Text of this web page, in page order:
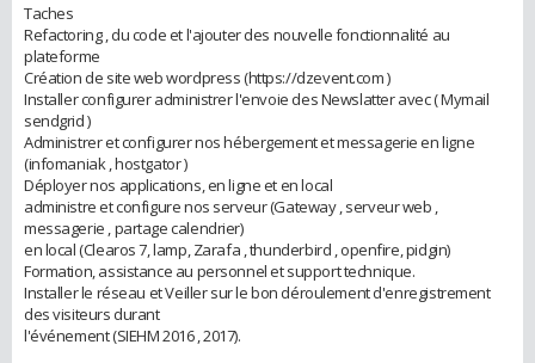
Taches
Refactoring , du code et l'ajouter des nouvelle fonctionnalité au
plateforme
Création de site web wordpress (https://dzevent.com )
Installer configurer administrer l'envoie des Newslatter avec ( Mymail
sendgrid )
Administrer et configurer nos hébergement et messagerie en ligne
(infomaniak , hostgator )
Déployer nos applications, en ligne et en local
administre et configure nos serveur (Gateway , serveur web ,
messagerie , partage calendrier)
en local (Clearos 7, lamp, Zarafa , thunderbird , openfire, pidgin)
Formation, assistance au personnel et support technique.
Installer le réseau et Veiller sur le bon déroulement d'enregistrement
des visiteurs durant
l'événement (SIEHM 2016 , 2017).